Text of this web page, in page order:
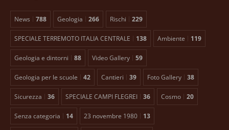
News 788 Geologia 266 Rischi 229
SPECIALE TERREMOTO ITALIA CENTRALE 138 Ambiente 119
Geologia e dintorni 88 Video Gallery 59
Geologia per le scuole 42 Cantieri 39 Foto Gallery 38
Sicurezza 36 SPECIALE CAMPI FLEGREI 36 Cosmo 20
Senza categoria 14 23 novembre 1980 13